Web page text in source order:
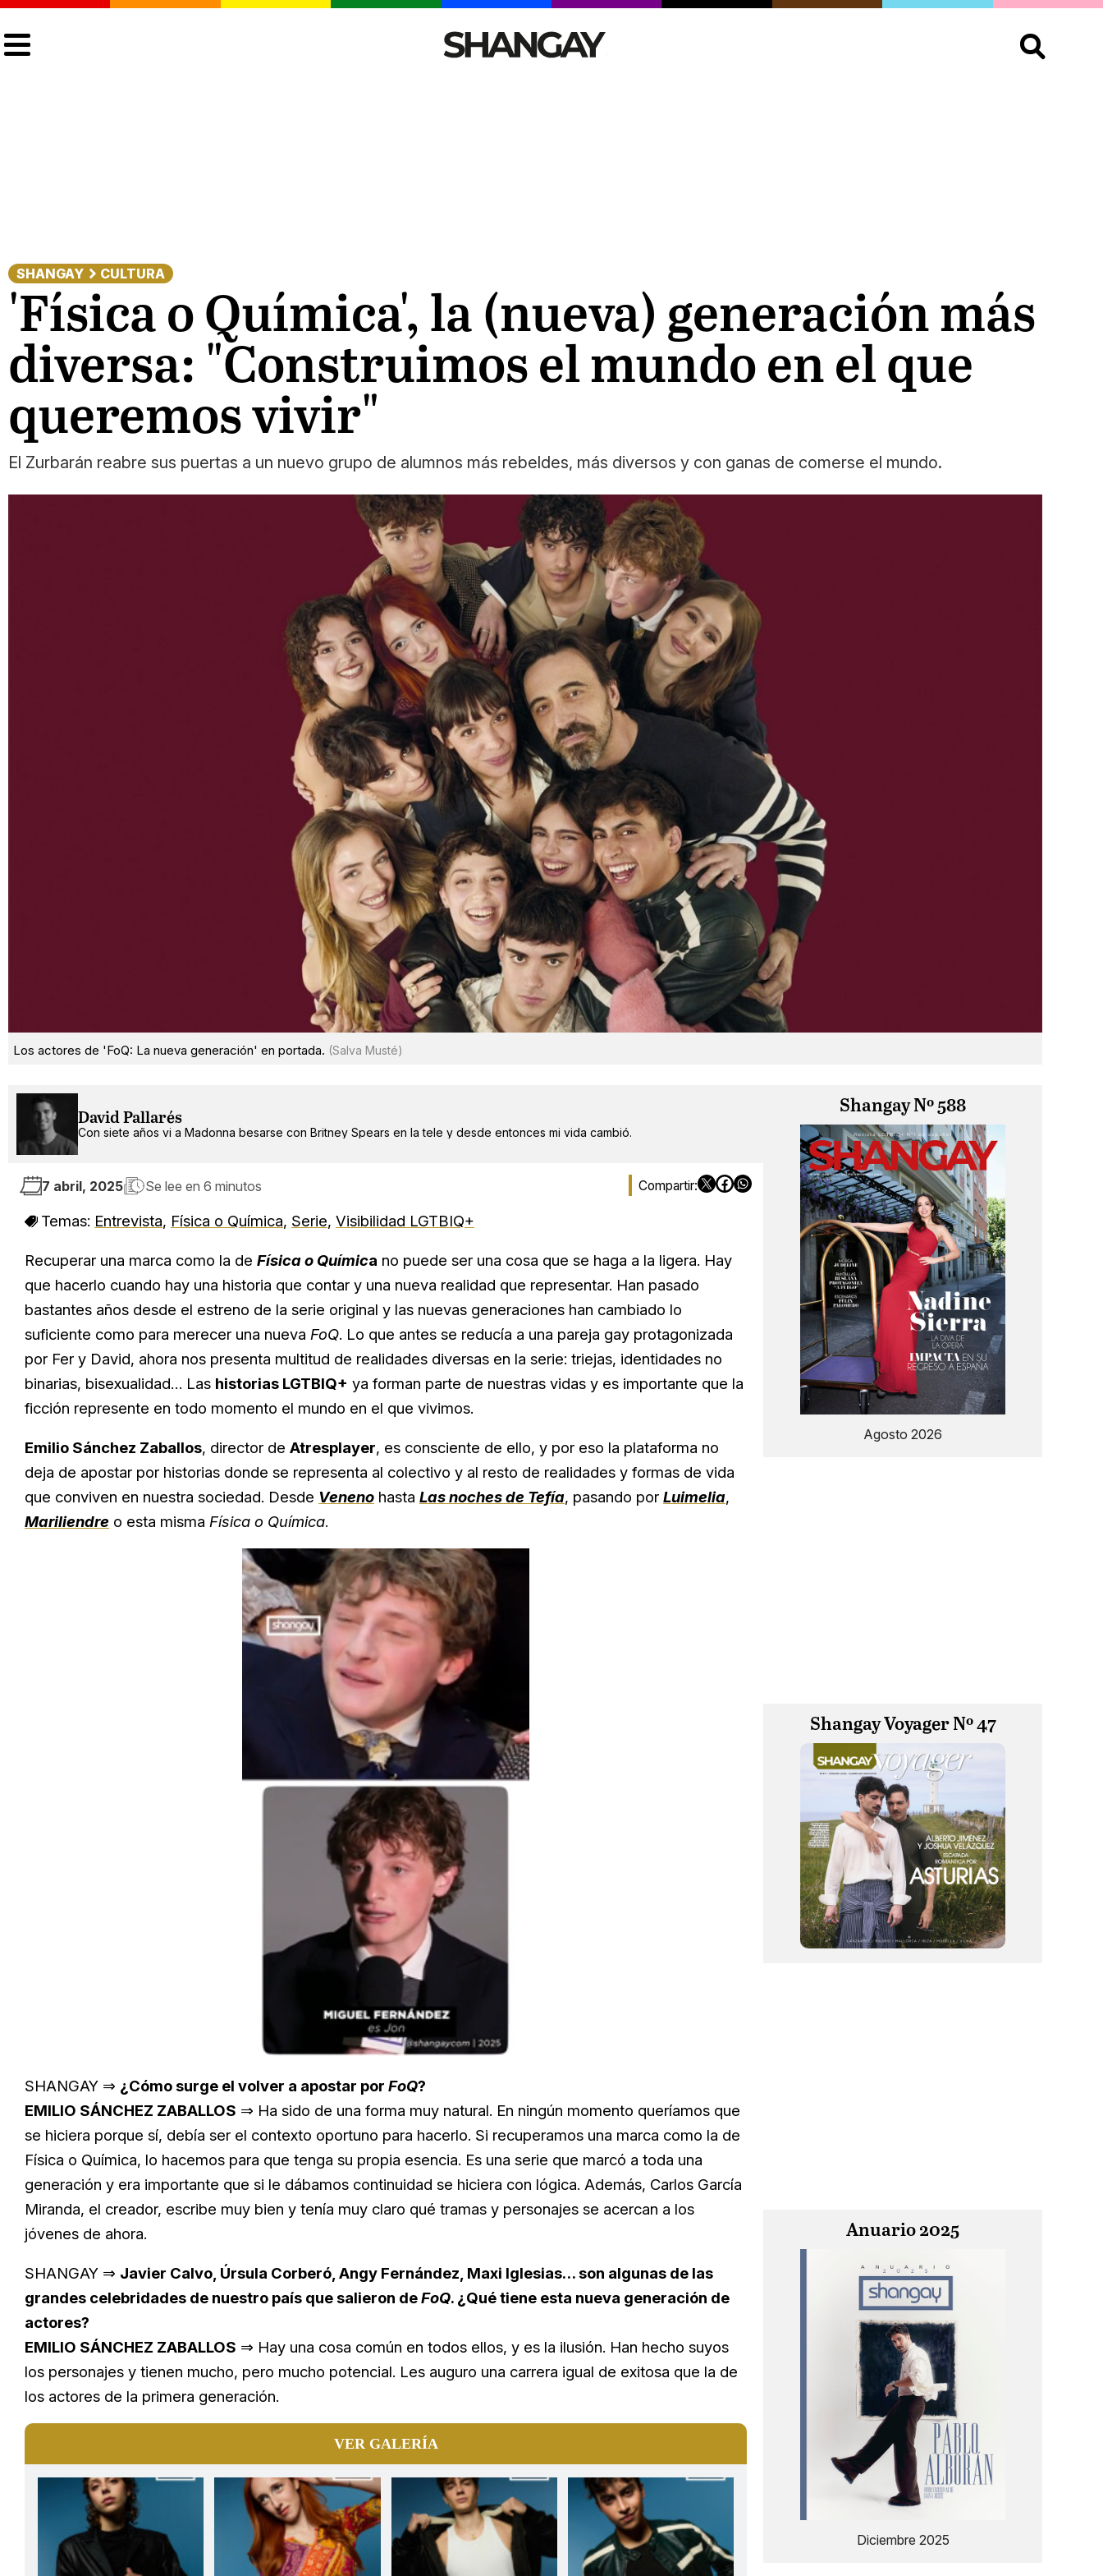
Buscar:
SHANGAY CULTURA
'Física o Química', la (nueva) generación más
diversa: "Construimos el mundo en el que
queremos vivir"
El Zurbarán reabre sus puertas a un nuevo grupo de alumnos más rebeldes, más diversos y con ganas de comerse el mundo.
Los actores de 'FoQ: La nueva generación' en portada. (Salva Musté)
David Pallarés
Con siete años vi a Madonna besarse con Britney Spears en la tele y desde entonces mi vida cambió.
7 abril, 2025 Se lee en 6 minutos
Temas: Entrevista, Física o Química, Serie, Visibilidad LGTBIQ+
Recuperar una marca como la de Física o Química no puede ser una cosa que se haga a la ligera. Hay
que hacerlo cuando hay una historia que contar y una nueva realidad que representar. Han pasado
bastantes años desde el estreno de la serie original y las nuevas generaciones han cambiado lo
suficiente como para merecer una nueva FoQ. Lo que antes se reducía a una pareja gay protagonizada
por Fer y David, ahora nos presenta multitud de realidades diversas en la serie: triejas, identidades no
binarias, bisexualidad… Las historias LGTBIQ+ ya forman parte de nuestras vidas y es importante que la
ficción represente en todo momento el mundo en el que vivimos.
Emilio Sánchez Zaballos, director de Atresplayer, es consciente de ello, y por eso la plataforma no
deja de apostar por historias donde se representa al colectivo y al resto de realidades y formas de vida
que conviven en nuestra sociedad. Desde Veneno hasta Las noches de Tefía, pasando por Luimelia,
Mariliendre o esta misma Física o Química.
Unmute Loaded:
71.22%
SHANGAY ⇒ ¿Cómo surge el volver a apostar por FoQ?
EMILIO SÁNCHEZ ZABALLOS ⇒ Ha sido de una forma muy natural. En ningún momento queríamos que
se hiciera porque sí, debía ser el contexto oportuno para hacerlo. Si recuperamos una marca como la de
Física o Química, lo hacemos para que tenga su propia esencia. Es una serie que marcó a toda una
generación y era importante que si le dábamos continuidad se hiciera con lógica. Además, Carlos García
Miranda, el creador, escribe muy bien y tenía muy claro qué tramas y personajes se acercan a los
jóvenes de ahora.
SHANGAY ⇒ Javier Calvo, Úrsula Corberó, Angy Fernández, Maxi Iglesias… son algunas de las
grandes celebridades de nuestro país que salieron deFoQ. ¿Qué tiene esta nueva generación de
actores?
EMILIO SÁNCHEZ ZABALLOS ⇒ Hay una cosa común en todos ellos, y es la ilusión. Han hecho suyos
los personajes y tienen mucho, pero mucho potencial. Les auguro una carrera igual de exitosa que la de
los actores de la primera generación.
VER GALERÍA
Shangay Nº 588
Agosto 2026
Shangay Voyager Nº 47
Anuario 2025
Diciembre 2025